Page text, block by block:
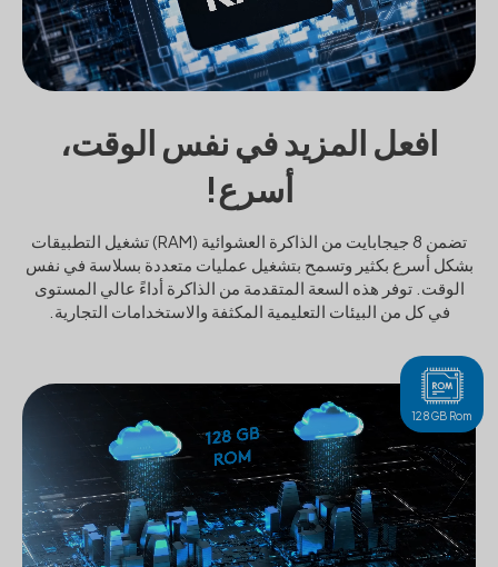
افعل المزيد في نفس الوقت،
أسرع!
تضمن 8 جيجابايت من الذاكرة العشوائية (RAM) تشغيل التطبيقات
بشكل أسرع بكثير وتسمح بتشغيل عمليات متعددة بسلاسة في نفس
الوقت. توفر هذه السعة المتقدمة من الذاكرة أداءً عالي المستوى
في كل من البيئات التعليمية المكثفة والاستخدامات التجارية.
128GB Rom